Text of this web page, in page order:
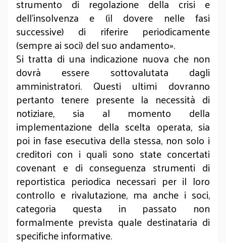
strumento di regolazione della crisi e
dell’insolvenza e (il dovere nelle fasi
successive) di riferire periodicamente
(sempre ai soci) del suo andamento».
Si tratta di una indicazione nuova che non
dovrà essere sottovalutata dagli
amministratori. Questi ultimi dovranno
pertanto tenere presente la necessità di
notiziare, sia al momento della
implementazione della scelta operata, sia
poi in fase esecutiva della stessa, non solo i
creditori con i quali sono state concertati
covenant e di conseguenza strumenti di
reportistica periodica necessari per il loro
controllo e rivalutazione, ma anche i soci,
categoria questa in passato non
formalmente prevista quale destinataria di
specifiche informative.